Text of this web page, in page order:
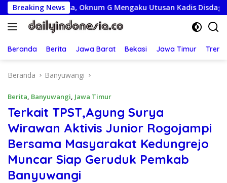
Langsung
ke
konten
Breaking News
Oknum G Mengaku Utusan Kadis Disdagperin
Beranda Berita Jawa Barat Bekasi Jawa Timur
Beranda Banyuwangi
Berita, Banyuwangi, Jawa Timur
Terkait TPST,Agung Surya
Wirawan Aktivis Junior Rogojampi
Bersama Masyarakat Kedungrejo
Muncar Siap Geruduk Pemkab
Banyuwangi